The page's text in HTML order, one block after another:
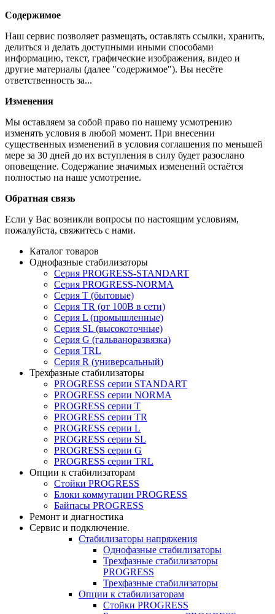
Содержимое
Наш сервис позволяет размещать, оставлять ссылки, хранить,
делиться и делать доступными иными способами
информацию, текст, графические изображения, видео и
другие материалы (далее "содержимое"). Вы несёте
ответственность за...
Изменения
Мы оставляем за собой право по нашему усмотрению
изменять условия в любой момент. При внесении
существенных изменений в условия соглашения по меньшей
мере за 30 дней до их вступления в силу будет разослано
оповещение. Содержание значимых изменений остаётся
полностью на наше усмотрение.
Обратная связь
Если у Вас возникли вопросы по настоящим условиям,
пожалуйста, свяжитесь с нами.
Каталог товаров
Однофазные стабилизаторы
Серия PROGRESS-STANDART
Серия PROGRESS-NORMA
Серия T (бытовые)
Серия TR (от 100В в сети)
Серия L (промышленные)
Серия SL (высокоточные)
Серия G (гальваноразвязка)
Серия TRL
Серия R (универсальный)
Трехфазные стабилизаторы
PROGRESS cерии STANDART
PROGRESS cерии NORMA
PROGRESS серии Т
PROGRESS серии ТR
PROGRESS серии L
PROGRESS серии SL
PROGRESS серии G
PROGRESS серии TRL
Опции к стабилизаторам
Стойки PROGRESS
Блоки коммутации PROGRESS
Байпасы PROGRESS
Ремонт и диагностика
Сервис и подключение.
Стабилизаторы напряжения
Однофазные стабилизаторы
Трехфазные стабилизаторы
PROGRESS
Трехфазные стабилизаторы
Опции к стабилизаторам
Стойки PROGRESS